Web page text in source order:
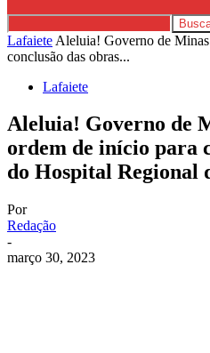
Lafaiete Aleluia! Governo de
conclusão das obras...
Lafaiete
Aleluia! Governo de
ordem de início para
do Hospital Regional
Por
Redação
-
março 30, 2023